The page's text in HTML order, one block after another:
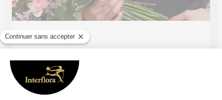
L’amaryllis
★4.8 (48)
53, rue des 3 Frères Terrier
Voir la boutique